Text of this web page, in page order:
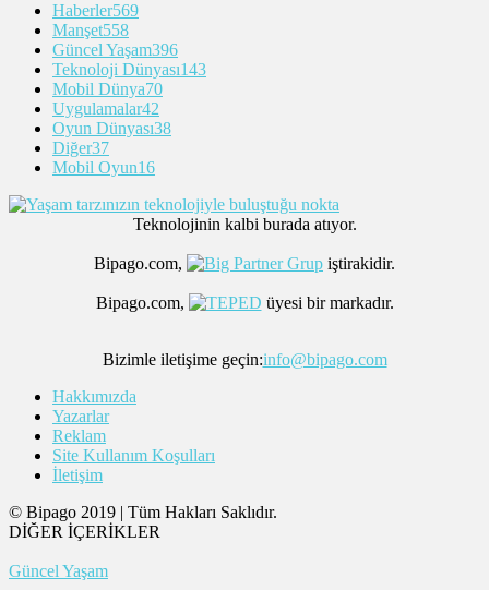
Haberler569
Manşet558
Güncel Yaşam396
Teknoloji Dünyası143
Mobil Dünya70
Uygulamalar42
Oyun Dünyası38
Diğer37
Mobil Oyun16
Teknolojinin kalbi burada atıyor.
Bipago.com, iştirakidir.
Bipago.com, üyesi bir markadır.
Bizimle iletişime geçin:info@bipago.com
Hakkımızda
Yazarlar
Reklam
Site Kullanım Koşulları
İletişim
© Bipago 2019 | Tüm Hakları Saklıdır.
DİĞER İÇERİKLER
Güncel Yaşam